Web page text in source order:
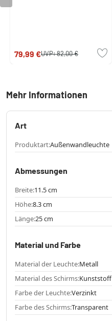
79,99 €UVP:82,00 €
Mehr Informationen
Art
Produktart:Außenwandleuchte
Abmessungen
Breite:11.5 cm
Höhe:8.3 cm
Länge:25 cm
Material und Farbe
Material der Leuchte:Metall
Material des Schirms:Kunststoff
Farbe der Leuchte:Verzinkt
Farbe des Schirms:Transparent